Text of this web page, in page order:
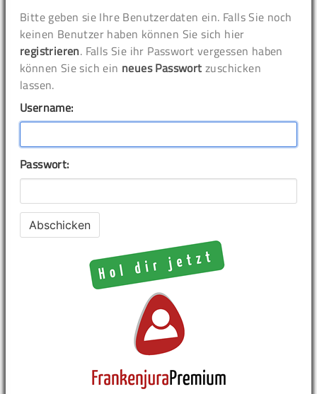
Bitte geben sie Ihre Benutzerdaten ein. Falls Sie noch
keinen Benutzer haben können Sie sich hier
registrieren. Falls Sie ihr Passwort vergessen haben
können Sie sich ein neues Passwort zuschicken
lassen.
Username:
Passwort: